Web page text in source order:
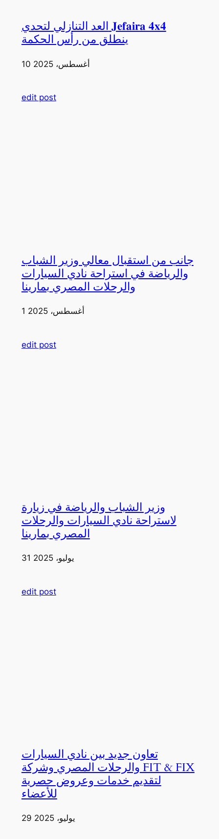
العد التنازلي لتحدي 𝐉𝐞𝐟𝐚𝐢𝐫𝐚 𝟒𝐱𝟒
ينطلق من رأس الحكمة
10 أغسطس، 2025
edit post
جانب من استقبال معالي وزير الشباب
والرياضة في استراحة نادي السيارات
والرحلات المصري بمارينا
1 أغسطس، 2025
edit post
وزير الشباب والرياضة في زيارة
لاستراحة نادي السيارات والرحلات
المصري بمارينا
31 يوليو، 2025
edit post
تعاون جديد بين نادي السيارات
والرحلات المصري وشركة FIT & FIX
لتقديم خدمات وعروض حصرية
للأعضاء
29 يوليو، 2025